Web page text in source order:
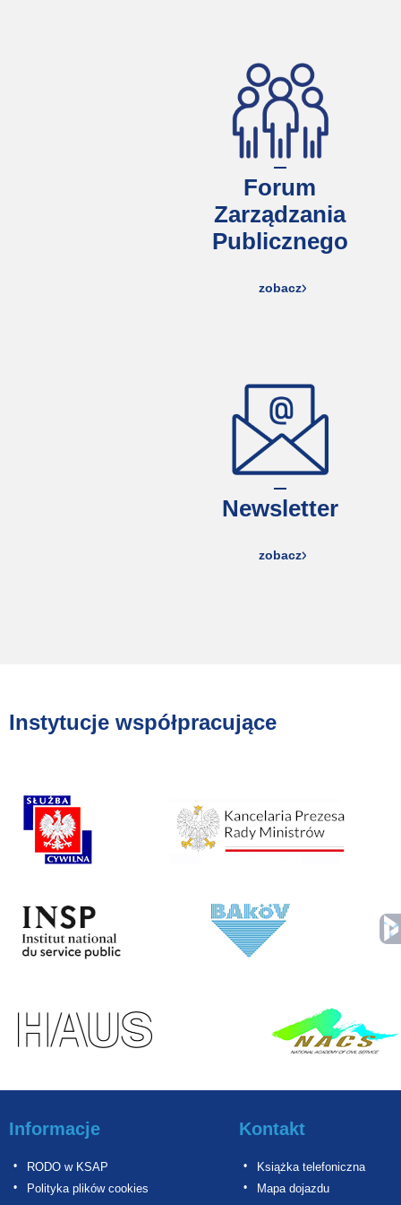
Forum
Zarządzania
Publicznego
zobacz
Newsletter
zobacz
Instytucje współpracujące
Informacje
RODO w KSAP
Polityka plików cookies
Kontakt
Książka telefoniczna
Mapa dojazdu